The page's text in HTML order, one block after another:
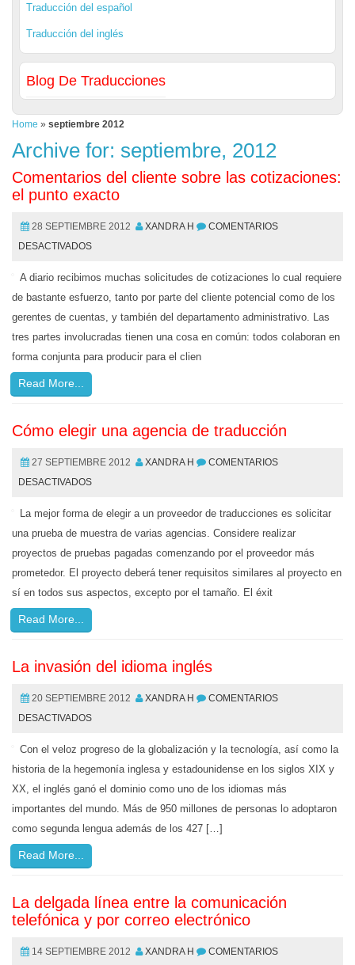
Traducción del español
Traducción del inglés
Blog De Traducciones
Home » septiembre 2012
Archive for: septiembre, 2012
Comentarios del cliente sobre las cotizaciones:
el punto exacto
28 SEPTIEMBRE 2012 XANDRA H
COMENTARIOS
DESACTIVADOS
A diario recibimos muchas solicitudes de cotizaciones lo cual requiere
de bastante esfuerzo, tanto por parte del cliente potencial como de los
gerentes de cuentas, y también del departamento administrativo. Las
tres partes involucradas tienen una cosa en común: todos colaboran en
forma conjunta para producir para el clien
Read More...
Cómo elegir una agencia de traducción
27 SEPTIEMBRE 2012 XANDRA H
COMENTARIOS
DESACTIVADOS
La mejor forma de elegir a un proveedor de traducciones es solicitar
una prueba de muestra de varias agencias. Considere realizar
proyectos de pruebas pagadas comenzando por el proveedor más
prometedor. El proyecto deberá tener requisitos similares al proyecto en
sí en todos sus aspectos, excepto por el tamaño. El éxit
Read More...
La invasión del idioma inglés
20 SEPTIEMBRE 2012 XANDRA H
COMENTARIOS
DESACTIVADOS
Con el veloz progreso de la globalización y la tecnología, así como la
historia de la hegemonía inglesa y estadounidense en los siglos XIX y
XX, el inglés ganó el dominio como uno de los idiomas más
importantes del mundo. Más de 950 millones de personas lo adoptaron
como segunda lengua además de los 427 […]
Read More...
La delgada línea entre la comunicación
telefónica y por correo electrónico
14 SEPTIEMBRE 2012 XANDRA H
COMENTARIOS